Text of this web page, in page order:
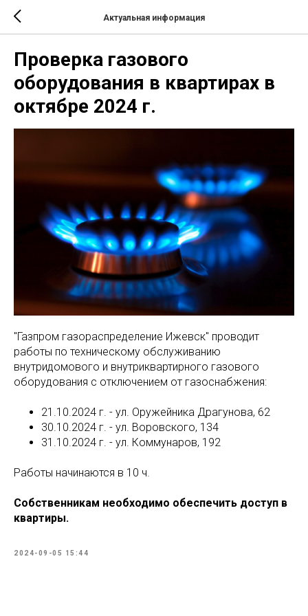
Актуальная информация
Проверка газового
оборудования в квартирах в
октябре 2024 г.
"Газпром газораспределение Ижевск" проводит
работы по техническому обслуживанию
внутридомового и внутриквартирного газового
оборудования с отключением от газоснабжения:
21.10.2024 г. - ул. Оружейника Драгунова, 62
30.10.2024 г. - ул. Воровского, 134
31.10.2024 г. - ул. Коммунаров, 192
Работы начинаются в 10 ч.
Собственникам необходимо обеспечить доступ в
квартиры.
2024-09-05 15:44